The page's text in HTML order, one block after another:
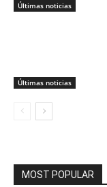
Últimas noticias
Últimas noticias
MOST POPULAR